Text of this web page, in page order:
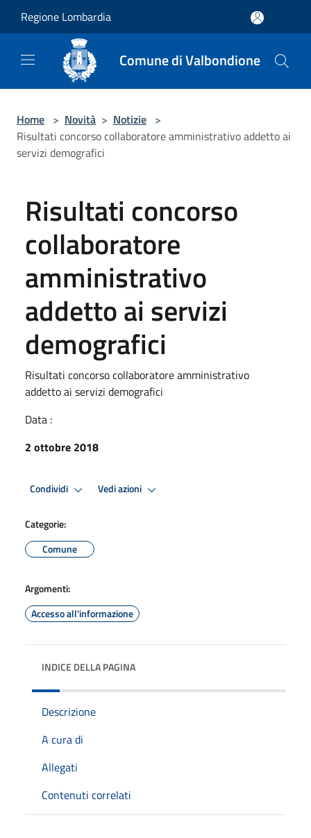
Regione Lombardia
Comune di Valbondione
Home > Novità > Notizie >
Risultati concorso collaboratore amministrativo addetto ai
servizi demografici
Risultati concorso
collaboratore
amministrativo
addetto ai servizi
demografici
Risultati concorso collaboratore amministrativo
addetto ai servizi demografici
Data :
2 ottobre 2018
Condividi Vedi azioni
Categorie:
Comune
Argomenti:
Accesso all'informazione
INDICE DELLA PAGINA
Descrizione
A cura di
Allegati
Contenuti correlati